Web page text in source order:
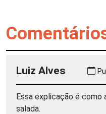
Luiz Alves
Essa explicação é
salada.